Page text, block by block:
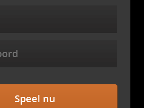
Speel nu